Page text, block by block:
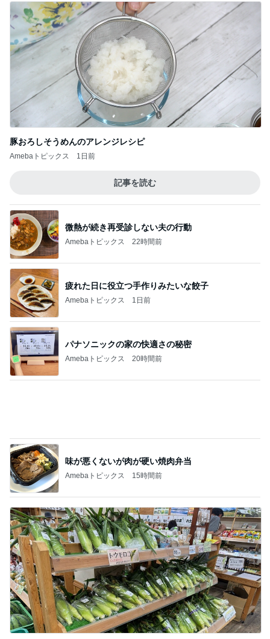
豚おろしそうめんのアレンジレシピ
Amebaトピックス 1日前
記事を読む
Amebaトピックス 22時間前
疲れた日に役立つ手作りみたいな餃子
Amebaトピックス 1日前
パナソニックの家の快適さの秘密
Amebaトピックス 20時間前
大量に買い配り歩いたとうもろこし
Amebaトピックス 20時間前
記事を読む